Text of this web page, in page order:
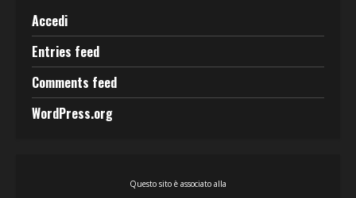
Accedi
Entries feed
Comments feed
WordPress.org
Questo sito è associato alla